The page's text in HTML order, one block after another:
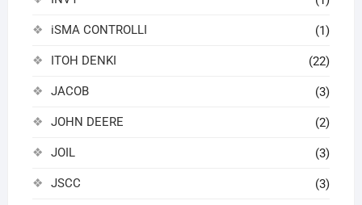
iSMA CONTROLLI (1)
ITOH DENKI (22)
JACOB (3)
JOHN DEERE (2)
JOIL (3)
JSCC (3)